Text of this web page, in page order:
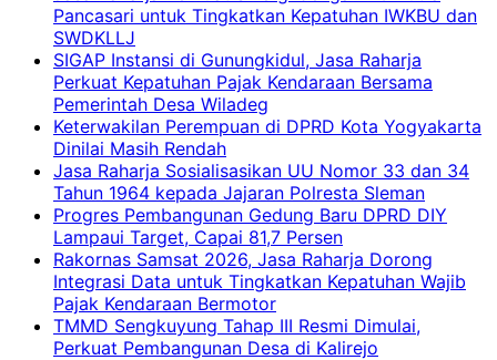
Pancasari untuk Tingkatkan Kepatuhan IWKBU dan
SWDKLLJ
SIGAP Instansi di Gunungkidul, Jasa Raharja
Perkuat Kepatuhan Pajak Kendaraan Bersama
Pemerintah Desa Wiladeg
Keterwakilan Perempuan di DPRD Kota Yogyakarta
Dinilai Masih Rendah
Jasa Raharja Sosialisasikan UU Nomor 33 dan 34
Tahun 1964 kepada Jajaran Polresta Sleman
Progres Pembangunan Gedung Baru DPRD DIY
Lampaui Target, Capai 81,7 Persen
Rakornas Samsat 2026, Jasa Raharja Dorong
Integrasi Data untuk Tingkatkan Kepatuhan Wajib
Pajak Kendaraan Bermotor
TMMD Sengkuyung Tahap III Resmi Dimulai,
Perkuat Pembangunan Desa di Kalirejo